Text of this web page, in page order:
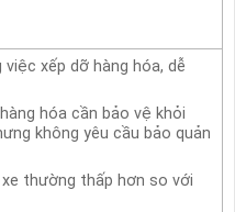
xếp dỡ hàng hóa, dễ
hóa cần bảo vệ khỏi
không yêu cầu bảo quản
thường thấp hơn so với